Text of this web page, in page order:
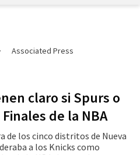
Associated Press
claro si Spurs o
de la NBA
de los cinco distritos de Nueva
a los Knicks como